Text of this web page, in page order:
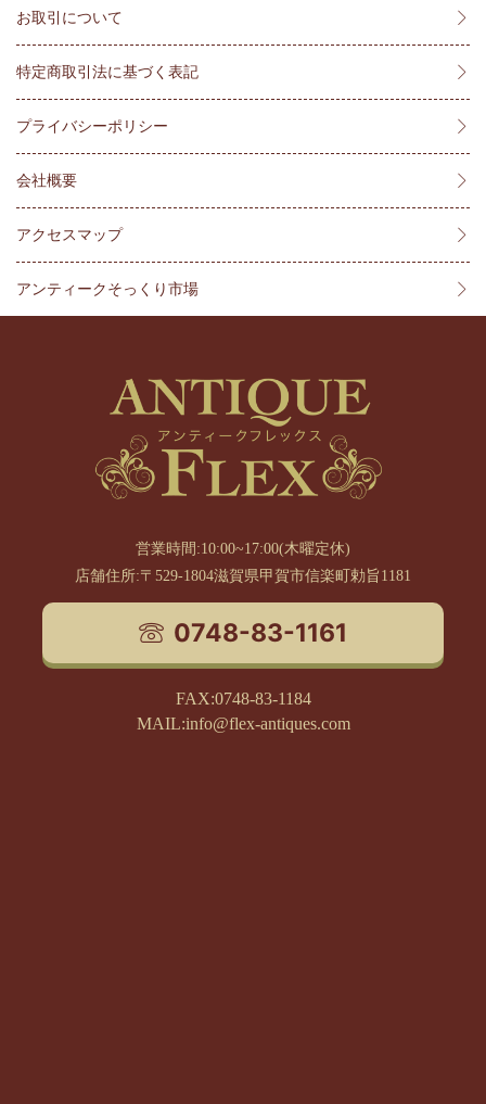
お取引について
特定商取引法に基づく表記
プライバシーポリシー
会社概要
アクセスマップ
アンティークそっくり市場
営業時間:10:00~17:00(木曜定休)
店舗住所:〒529-1804滋賀県甲賀市信楽町勅旨1181
0748-83-1161
FAX:0748-83-1184
MAIL:info@flex-antiques.com